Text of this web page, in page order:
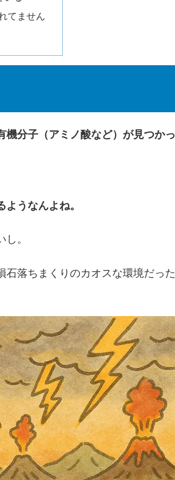
てません
機分子（アミノ酸など）が見つかっ
うなんよね。
。
落ちまくりのカオスな環境だった